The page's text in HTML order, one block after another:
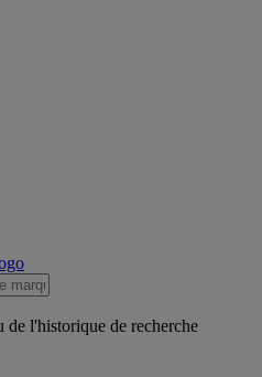
de l'historique de recherche